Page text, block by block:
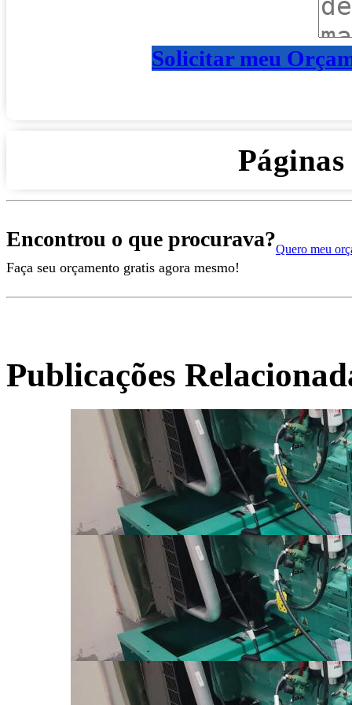
Solicitar meu
Encontrou o que procurava?
Faça seu orçamento gratis agora mesmo!
Quero meu
Publicações